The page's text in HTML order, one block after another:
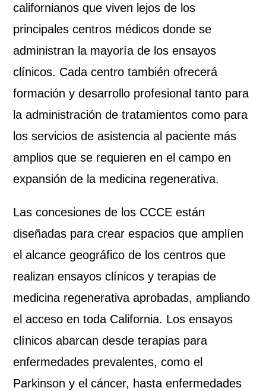
californianos que viven lejos de los
principales centros médicos donde se
administran la mayoría de los ensayos
clínicos. Cada centro también ofrecerá
formación y desarrollo profesional tanto para
la administración de tratamientos como para
los servicios de asistencia al paciente más
amplios que se requieren en el campo en
expansión de la medicina regenerativa.
Las concesiones de los CCCE están
diseñadas para crear espacios que amplíen
el alcance geográfico de los centros que
realizan ensayos clínicos y terapias de
medicina regenerativa aprobadas, ampliando
el acceso en toda California. Los ensayos
clínicos abarcan desde terapias para
enfermedades prevalentes, como el
Parkinson y el cáncer, hasta enfermedades